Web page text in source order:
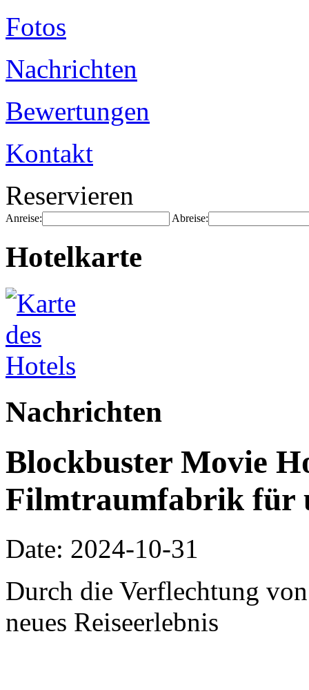
Fotos
Nachrichten
Bewertungen
Kontakt
Reservieren
Anreise: Abreise:
Hotelkarte
Nachrichten
Blockbuster Movie
Filmtraumfabrik für
Date: 2024-10-31
Durch die Verflechtung
neues Reiseerlebnis